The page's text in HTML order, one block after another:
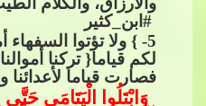
#ابن_كثير
5- } ولا تؤتوا السفهاء
لكم قياما{ تركنا
فصارت قياما لأعدائنا
وَابْتَلُوا الْيَتَامَى حَتَّى